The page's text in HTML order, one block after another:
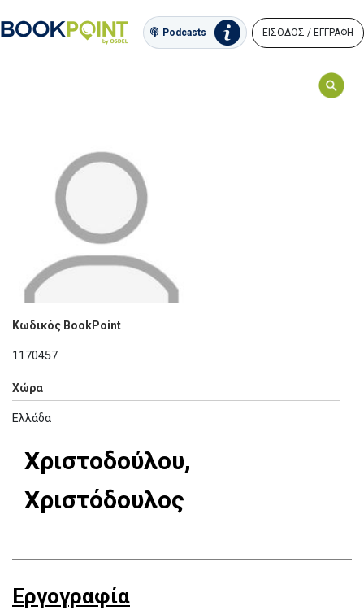
Podcasts ΕΙΣΟΔΟΣ / ΕΓΓΡΑΦΗ
Κωδικός BookPoint
1170457
Χώρα
Ελλάδα
Χριστοδούλου,
Χριστόδουλος
Εργογραφία